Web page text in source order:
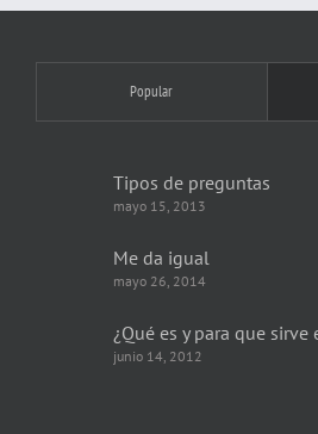
Popular
Tipos de preguntas
mayo 15, 2013
Me da igual
mayo 26, 2014
¿Qué es y para que sirve
junio 14, 2012